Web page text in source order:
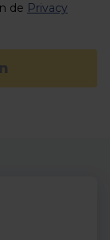
de Privacy